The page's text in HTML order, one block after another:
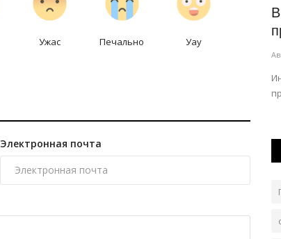
Ужас Печально Уау
Электронная почта
Нуждающимся детям Павлодарской